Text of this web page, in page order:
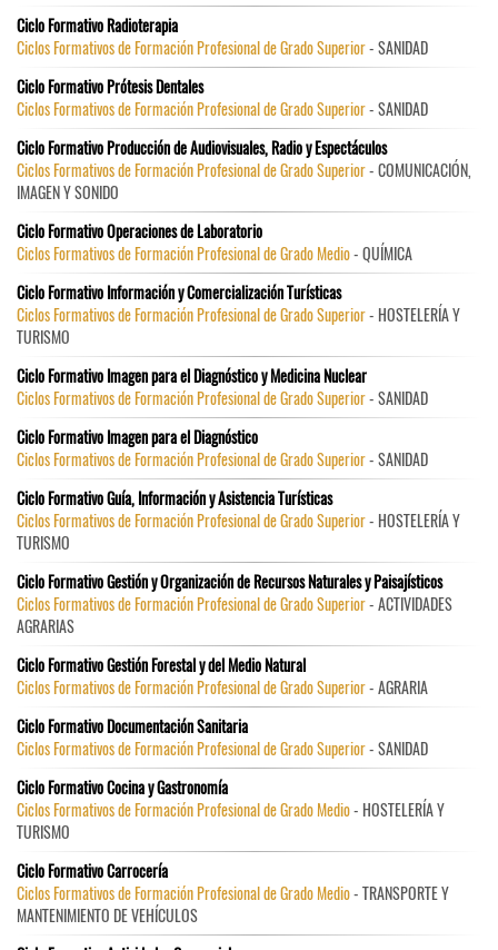
Ciclo Formativo Radioterapia
Ciclos Formativos de Formación Profesional de Grado Superior- SANIDAD
Ciclo Formativo Prótesis Dentales
Ciclos Formativos de Formación Profesional de Grado Superior- SANIDAD
Ciclo Formativo Producción de Audiovisuales, Radio y Espectáculos
Ciclos Formativos de Formación Profesional de Grado Superior- COMUNICACIÓN,
IMAGEN Y SONIDO
Ciclo Formativo Operaciones de Laboratorio
Ciclos Formativos de Formación Profesional de Grado Medio- QUÍMICA
Ciclo Formativo Información y Comercialización Turísticas
Ciclos Formativos de Formación Profesional de Grado Superior- HOSTELERÍA Y
TURISMO
Ciclo Formativo Imagen para el Diagnóstico y Medicina Nuclear
Ciclos Formativos de Formación Profesional de Grado Superior- SANIDAD
Ciclo Formativo Imagen para el Diagnóstico
Ciclos Formativos de Formación Profesional de Grado Superior- SANIDAD
Ciclo Formativo Guía, Información y Asistencia Turísticas
Ciclos Formativos de Formación Profesional de Grado Superior- HOSTELERÍA Y
TURISMO
Ciclo Formativo Gestión y Organización de Recursos Naturales y Paisajísticos
Ciclos Formativos de Formación Profesional de Grado Superior- ACTIVIDADES
AGRARIAS
Ciclo Formativo Gestión Forestal y del Medio Natural
Ciclos Formativos de Formación Profesional de Grado Superior- AGRARIA
Ciclo Formativo Documentación Sanitaria
Ciclos Formativos de Formación Profesional de Grado Superior- SANIDAD
Ciclo Formativo Cocina y Gastronomía
Ciclos Formativos de Formación Profesional de Grado Medio- HOSTELERÍA Y
TURISMO
Ciclo Formativo Carrocería
Ciclos Formativos de Formación Profesional de Grado Medio- TRANSPORTE Y
MANTENIMIENTO DE VEHÍCULOS